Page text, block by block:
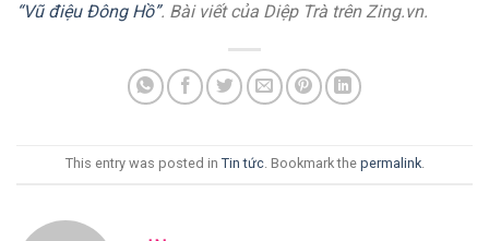
“Vũ điệu Đông Hồ”. Bài viết của Diệp Trà trên Zing.vn.
This entry was posted in Tin tức. Bookmark the permalink.